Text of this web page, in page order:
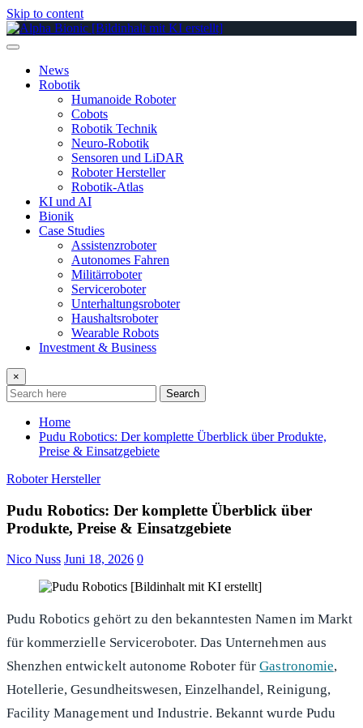
Skip to content
News
Robotik
Humanoide Roboter
Cobots
Robotik Technik
Neuro-Robotik
Sensoren und LiDAR
Roboter Hersteller
Robotik-Atlas
KI und AI
Bionik
Case Studies
Assistenzroboter
Autonomes Fahren
Militärroboter
Serviceroboter
Unterhaltungsroboter
Haushaltsroboter
Wearable Robots
Investment & Business
×
Search
Home
Pudu Robotics: Der komplette Überblick über Produkte,
Preise & Einsatzgebiete
Roboter Hersteller
Pudu Robotics: Der komplette Überblick über
Produkte, Preise & Einsatzgebiete
Nico Nuss Juni 18, 2026 0
Pudu Robotics gehört zu den bekanntesten Namen im Markt
für kommerzielle Serviceroboter. Das Unternehmen aus
Shenzhen entwickelt autonome Roboter fürGastronomie,
Hotellerie, Gesundheitswesen, Einzelhandel, Reinigung,
Facility Management und Industrie. Bekannt wurde Pudu